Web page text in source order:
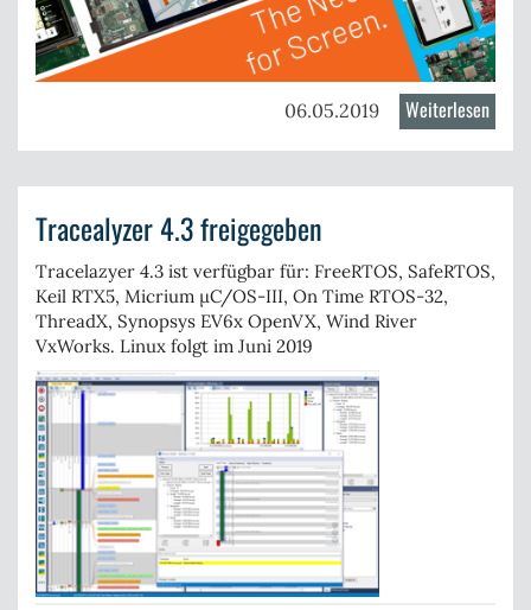
06.05.2019 Weiterlesen
Tracealyzer 4.3 freigegeben
Tracelazyer 4.3 ist verfügbar für: FreeRTOS, SafeRTOS,
Keil RTX5, Micrium µC/OS-III, On Time RTOS-32,
ThreadX, Synopsys EV6x OpenVX, Wind River
VxWorks. Linux folgt im Juni 2019